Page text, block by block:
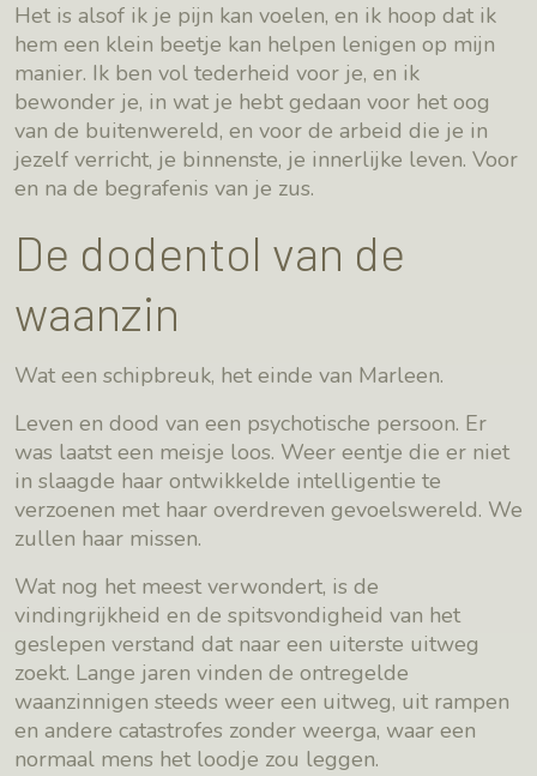
Het is alsof ik je pijn kan voelen, en ik hoop dat ik
hem een klein beetje kan helpen lenigen op mijn
manier. Ik ben vol tederheid voor je, en ik
bewonder je, in wat je hebt gedaan voor het oog
van de buitenwereld, en voor de arbeid die je in
jezelf verricht, je binnenste, je innerlijke leven. Voor
en na de begrafenis van je zus.
De dodentol van de
waanzin
Wat een schipbreuk, het einde van Marleen.
Leven en dood van een psychotische persoon. Er
was laatst een meisje loos. Weer eentje die er niet
in slaagde haar ontwikkelde intelligentie te
verzoenen met haar overdreven gevoelswereld. We
zullen haar missen.
Wat nog het meest verwondert, is de
vindingrijkheid en de spitsvondigheid van het
geslepen verstand dat naar een uiterste uitweg
zoekt. Lange jaren vinden de ontregelde
waanzinnigen steeds weer een uitweg, uit rampen
en andere catastrofes zonder weerga, waar een
normaal mens het loodje zou leggen.